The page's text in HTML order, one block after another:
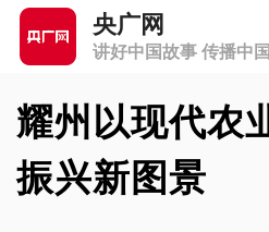
央广网
讲好中国故事 传播中
耀州以现代农
振兴新图景